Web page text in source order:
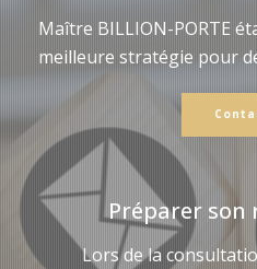
Maître BILLION-PORTE
meilleure stratégie pour
Préparer son
Lors de la